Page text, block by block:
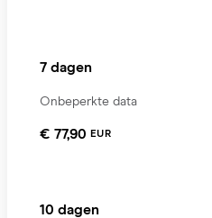
7 dagen
Onbeperkte data
€ 77,90 EUR
10 dagen